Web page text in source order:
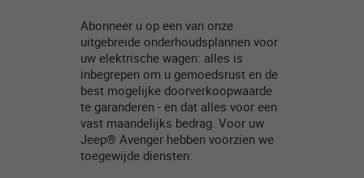
Abonneer u op een van onze
uitgebreide onderhoudsplannen voor
uw elektrische wagen: alles is
inbegrepen om u gemoedsrust en de
best mogelijke doorverkoopwaarde
te garanderen - en dat alles voor een
vast maandelijks bedrag. Voor uw
Jeep® Avenger hebben voorzien we
toegewijde diensten: